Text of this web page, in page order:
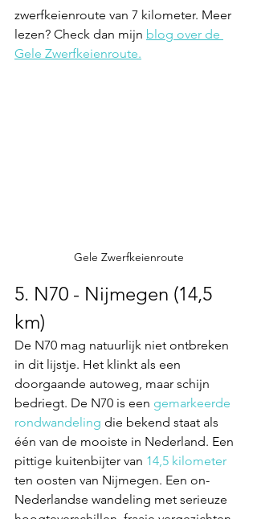
zwerfkeienroute van 7 kilometer. Meer
lezen? Check dan mijn blog over de
Gele Zwerfkeienroute.
Gele Zwerfkeienroute
5. N70 - Nijmegen (14,5
km)
De N70 mag natuurlijk niet ontbreken
in dit lijstje. Het klinkt als een
doorgaande autoweg, maar schijn
bedriegt. De N70 is een gemarkeerde
rondwandeling die bekend staat als
één van de mooiste in Nederland. Een
pittige kuitenbijter van 14,5 kilometer
ten oosten van Nijmegen. Een on-
Nederlandse wandeling met serieuze